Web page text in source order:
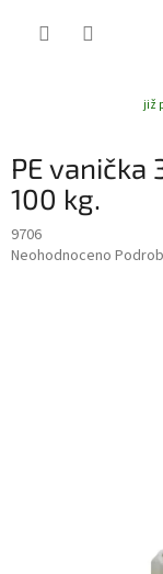
již
PE
100 kg.
9706
Průměrné
Neohodnoceno